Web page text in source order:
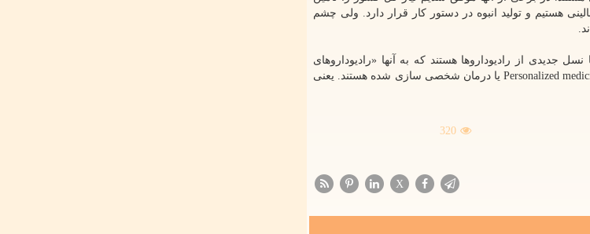
هستیم و تولید انبوه در دستور کار قرار دارد. ولی چشم
با پایه گالیوم-۶۸ آرام توئه است. این ها نسل جدیدی از رادیوداروها هستند که به آنها «رادیوداروهای
هوشمند» می گویند. این دسته از داروها متناظر با رویکرد جدیدی در درمان به نام Personalized medicine یا درمان شخصی سازی شده هستند. یعنی
320
X